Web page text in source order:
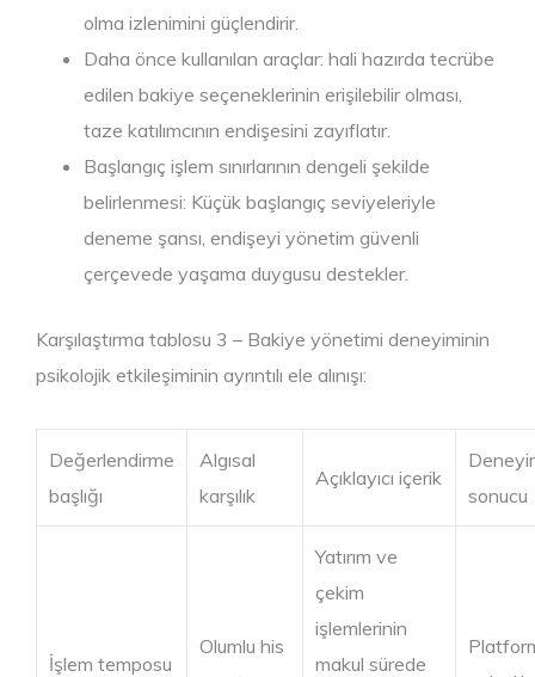
olma izlenimini güçlendirir.
Daha önce kullanılan araçlar: hali hazırda tecrübe
edilen bakiye seçeneklerinin erişilebilir olması,
taze katılımcının endişesini zayıflatır.
Başlangıç işlem sınırlarının dengeli şekilde
belirlenmesi: Küçük başlangıç seviyeleriyle
deneme şansı, endişeyi yönetim güvenli
çerçevede yaşama duygusu destekler.
Karşılaştırma tablosu 3 – Bakiye yönetimi deneyiminin
psikolojik etkileşiminin ayrıntılı ele alınışı:
Değerlendirme
başlığı
Algısal
karşılık
Açıklayıcı içerik
sonucu
İşlem temposu
Olumlu his
Yatırım ve
çekim
işlemlerinin
makul sürede